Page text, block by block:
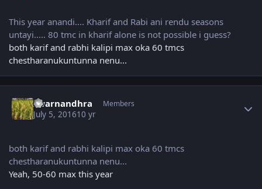
This year anandi.... Kharif and Rabi ani rendu seasons
untayi..... 80 tmc in kharif alone is not possible i guess?
both karif and rabhi kalipi max oka 60 tmcs
chestharanukuntunna nenu...
swarnandhra Members
July 5, 201610 yr
both karif and rabhi kalipi max oka 60 tmcs
chestharanukuntunna nenu...
Yeah, 50-60 max this year